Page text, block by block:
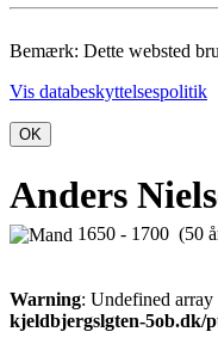
Bemærk: Dette websted
Vis databeskyttelsespolitik
OK
Anders
1650 - 1700 (50
Warning: Undefined
kjeldbjergslgten-5ob.dk/